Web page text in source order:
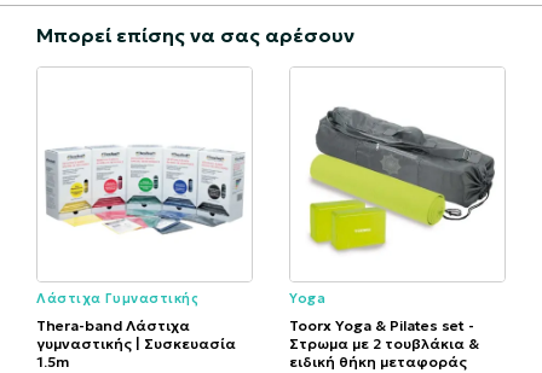
Μπορεί επίσης να σας αρέσουν
Λάστιχα Γυμναστικής
Thera-band Λάστιχα
γυμναστικής | Συσκευασία
1.5m
Yoga
Toorx Yoga & Pilates set -
Στρωμα με 2 τουβλάκια &
ειδική θήκη μεταφοράς